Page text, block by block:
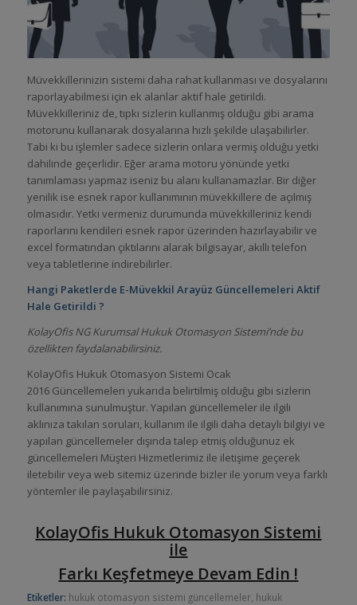
Müvekkillerinizin sistemi daha rahat kullanması ve dosyalarını
raporlayabilmesi için ek alanlar aktif hale getirildi.
Müvekkilleriniz de, tıpkı sizlerin kullanmış olduğu gibi arama
motorunu kullanarak dosyalarına hızlı şekilde ulaşabilirler.
Tabi ki bu işlemler sadece sizlerin onlara vermiş olduğu yetki
dahilinde geçerlidir. Eğer arama motoru yönünde yetki
tanımlaması yapmaz iseniz bu alanı kullanamazlar. Bir diğer
yenilik ise esnek rapor kullanımının müvekkillere de açılmış
olmasıdır. Yetki vermeniz durumunda müvekkilleriniz kendi
raporlarını kendileri esnek rapor üzerinden hazırlayabilir ve
excel formatından çıktılarını alarak bilgisayar, akıllı telefon
veya tabletlerine indirebilirler.
Hangi Paketlerde E-Müvekkil Arayüz Güncellemeleri Aktif
Hale Getirildi ?
KolayOfis NG Kurumsal Hukuk Otomasyon Sistemi’nde bu
özellikten faydalanabilirsiniz.
KolayOfis Hukuk Otomasyon Sistemi Ocak
2016 Güncellemeleri yukarıda belirtilmiş olduğu gibi sizlerin
kullanımına sunulmuştur. Yapılan güncellemeler ile ilgili
aklınıza takılan soruları, kullanım ile ilgili daha detaylı bilgiyi ve
yapılan güncellemeler dışında talep etmiş olduğunuz ek
güncellemeleri Müşteri Hizmetlerimiz ile iletişime geçerek
iletebilir veya web sitemiz üzerinde bizler ile yorum veya farklı
yöntemler ile paylaşabilirsiniz.
KolayOfis Hukuk Otomasyon Sistemi
ile
Farkı Keşfetmeye Devam Edin !
Etiketler: hukuk otomasyon sistemi güncellemeler, hukuk